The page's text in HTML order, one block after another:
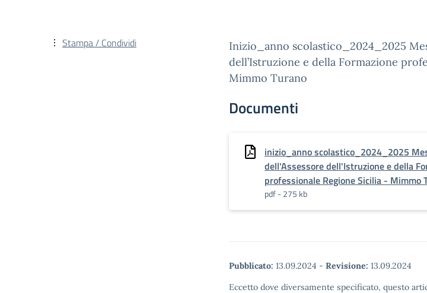
Inizio_anno scolastico_2024_2025
dell’Istruzione e della Formazione
Mimmo Turano
Documenti
inizio_anno scolastico_2024_2025
dell'Assessore dell'Istruzione e della
professionale Regione Sicilia - Mimmo
pdf - 275 kb
Pubblicato: 13.09.2024 - Revisione: 13.09.2024
Eccetto dove diversamente specificato, questo
Stampa / Condividi